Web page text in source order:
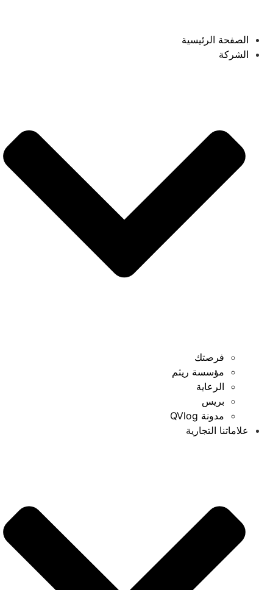
contentالصفحة الرئيسية
الشركة
فرصتك
مؤسسة ريثم
الرعاية
بريس
مدونة QVlog
علاماتنا التجارية